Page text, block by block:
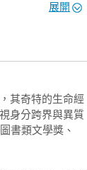
低喚湯姆，
「走吧。」
展開
其奇特的生命經
身分跨界與異質
書類文學獎、